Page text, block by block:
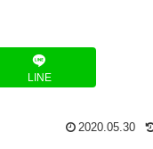
LINE
2020.05.30